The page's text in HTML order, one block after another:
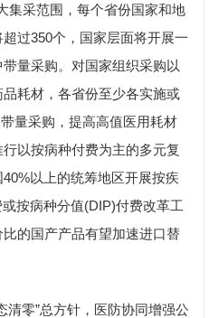
集采范围，每个省份国家和地
过350个，国家层面将开展一
量采购。对国家组织采购以
耗材，各省份至少各实施或
量采购，提高高值医用耗材
以按病种付费为主的多元复
以上的统筹地区开展按疾
按病种分值(DIP)付费改革工
的国产产品有望加速进口替
零”总方针，医防协同增强公